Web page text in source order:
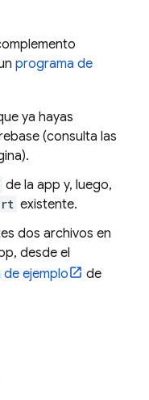
programa de
ya hayas
(consulta las
de la app y, luego,
existente.
dos archivos en
desde el
ejemplo
de